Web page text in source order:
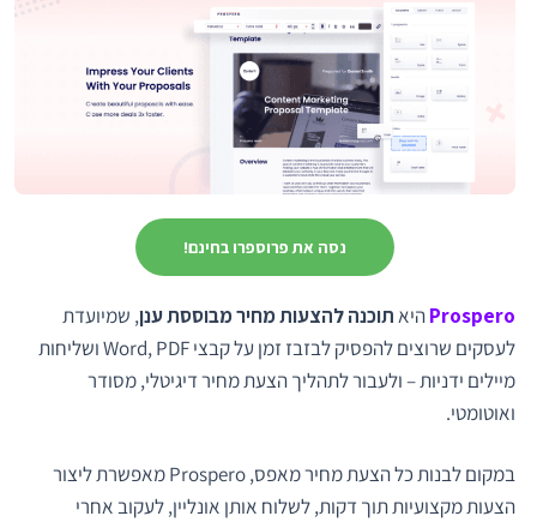
נסה את פרוספרו בחינם!
Prosperoהיאתוכנה להצעות מחיר מבוססת ענן, שמיועדת
לעסקים שרוצים להפסיק לבזבז זמן על קבצי Word, PDF ושליחות
מיילים ידניות – ולעבור לתהליך הצעת מחיר דיגיטלי, מסודר
ואוטומטי.
במקום לבנות כל הצעת מחיר מאפס, Prospero מאפשרת ליצור
הצעות מקצועיות תוך דקות, לשלוח אותן אונליין, לעקוב אחרי